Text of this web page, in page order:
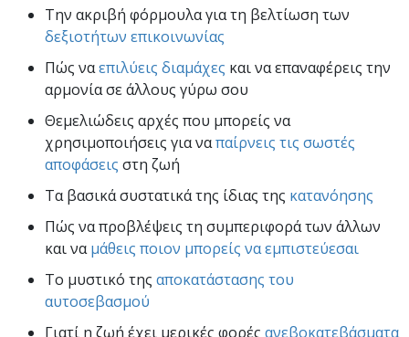
Την ακριβή φόρμουλα για τη βελτίωση των
δεξιοτήτων επικοινωνίας
Πώς ναεπιλύεις διαμάχες και να επαναφέρεις την
αρμονία σε άλλους γύρω σου
Θεμελιώδεις αρχές που μπορείς να
χρησιμοποιήσεις για ναπαίρνεις τις σωστές
αποφάσεις στη ζωή
Τα βασικά συστατικά της ίδιας της κατανόησης
Πώς να προβλέψεις τη συμπεριφορά των άλλων
και ναμάθεις ποιον μπορείς να εμπιστεύεσαι
Το μυστικό της αποκατάστασης του
αυτοσεβασμού
Γιατί η ζωή έχει μερικές φορές ανεβοκατεβάσματα